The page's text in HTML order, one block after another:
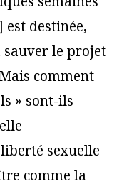
est destinée,
le projet
comment
» sont-ils
sexuelle
comme la